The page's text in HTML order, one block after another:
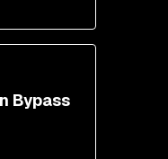
Bypass